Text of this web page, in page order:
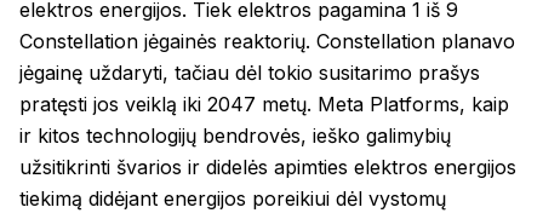
elektros energijos. Tiek elektros pagamina 1 iš 9
Constellation jėgainės reaktorių. Constellation planavo
jėgainę uždaryti, tačiau dėl tokio susitarimo prašys
pratęsti jos veiklą iki 2047 metų. Meta Platforms, kaip
ir kitos technologijų bendrovės, ieško galimybių
užsitikrinti švarios ir didelės apimties elektros energijos
tiekimą didėjant energijos poreikiui dėl vystomų